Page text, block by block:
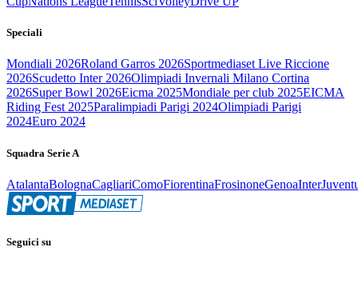
Speciali
Mondiali 2026Roland Garros 2026Sportmediaset Live Riccione
2026Scudetto Inter 2026Olimpiadi Invernali Milano Cortina
2026Super Bowl 2026Eicma 2025Mondiale per club 2025EICMA
Riding Fest 2025Paralimpiadi Parigi 2024Olimpiadi Parigi
2024Euro 2024
Squadra Serie A
AtalantaBolognaCagliariComoFiorentinaFrosinoneGenoaInter
Seguici su